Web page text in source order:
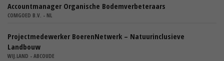
Accountmanager Organische Bodemverbeteraars
COMGOED B.V. - NL
Projectmedewerker BoerenNetwerk – Natuurinclusieve
Landbouw
WIJ.LAND - ABCOUDE